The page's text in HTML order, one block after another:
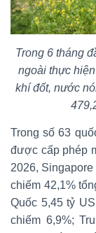
Trong 6 tháng
ngoài thực
khí đốt, nước
Trong số 63
được cấp phép
2026,
chiếm 42,1%
Quốc 5,45 tỷ
chiếm 6,9%;